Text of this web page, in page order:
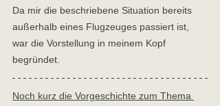
Da mir die beschriebene Situation bereits
außerhalb eines Flugzeuges passiert ist,
war die Vorstellung in meinem Kopf
begründet.
Noch kurz die Vorgeschichte zum Thema